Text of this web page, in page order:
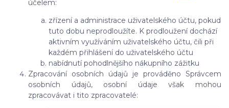
účelem:
zřízení a administrace uživatelského účtu, pokud
tuto dobu neprodloužíte. K prodloužení dochází
aktivním využíváním uživatelského účtu, čili při
každém přihlášení do uživatelského účtu
nabídnutí pohodlnějšího nákupního zážitku
Zpracování osobních údajů je prováděno Správcem
osobních údajů, osobní údaje však mohou
zpracovávat i tito zpracovatelé: